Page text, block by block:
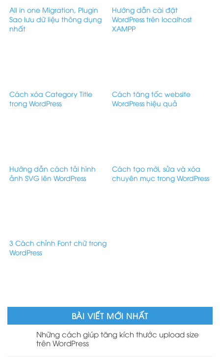
All in one Migration, Plugin
Sao lưu dữ liệu thông dụng
nhất
Hướng dẫn cài đặt
WordPress trên localhost
XAMPP
Cách xóa Category Title
trong WordPress
Cách tăng tốc website
WordPress hiệu quả
Hướng dẫn cách tải hình
ảnh SVG lên WordPress
Cách tạo mới, sửa và xóa
chuyên mục trong WordPress
3 Cách chỉnh Font chữ trong
WordPress
BÀI VIẾT MỚI NHẤT
Những cách giúp tăng kích thước upload size
trên WordPress